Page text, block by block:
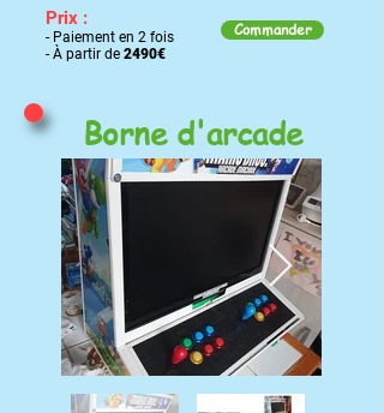
Prix :
- Paiement en 2 fois
- À partir de 2490€
Commander
Borne d'arcade